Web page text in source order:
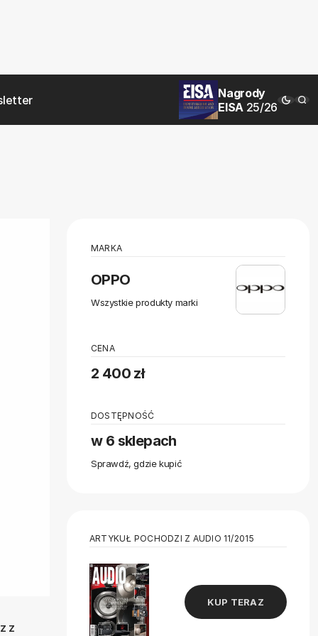
Nagrody
EISA 25/26
z
MARKA
OPPO
Wszystkie produkty marki
CENA
2 400 zł
DOSTĘPNOŚĆ
w 6 sklepach
Sprawdź, gdzie kupić
ARTYKUŁ POCHODZI Z AUDIO 11/2015
KUP TERAZ